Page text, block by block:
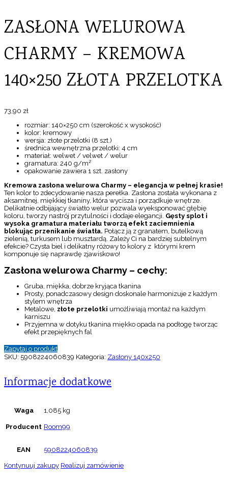
ZASŁONA WELUROWA
CHARMY – KREMOWA
140×250 ZŁOTA PRZELOTKA
73,90 zł
rozmiar: 140×250 cm (szerokość x wysokość)
kolor: kremowy
wersja: złote przelotki (8 szt.)
średnica wewnętrzna przelotki: 4 cm
materiał: welwet / velwet / welur
gramatura: 240 g/m²
opakowanie zawiera 1 szt. zasłony
Kremowa zasłona welurowa Charmy – elegancja w pełnej krasie!
Ten kolor to zdecydowanie nasza perełka. Zasłona została wykonana z
aksamitnej, miękkiej tkaniny, która wycisza i porządkuje wnętrze.
Delikatnie odbijający światło welur pozwala wyeksponować głębię
koloru, tworzy nastrój przytulności i dodaje elegancji. Gęsty splot i
wysoka gramatura materiału tworzą efekt zaciemnienia
blokując przenikanie światła. Połącz ją z granatem, butelkową
zielenią, turkusem lub musztardą. Zależy Ci na bardziej subtelnym
efekcie? Czysta biel i delikatny różowy to kolory z którymi krem
komponuje się naprawdę zjawiskowo!
Zasłona welurowa Charmy – cechy:
Gruba, miękka, dobrze kryjąca tkanina
Prosty, ponadczasowy design doskonale harmonizuje z każdym
stylem wnętrza
Metalowe, złote przelotki umożliwiają montaż na każdym
karniszu
Przyjemna w dotyku tkanina miękko opada na podłogę tworząc
efekt przepięknych fal
Zapytaj o produkt
SKU: 5908224060839 Kategoria: Zasłony 140x250
Informacje dodatkowe
Waga 1,085 kg
Producent Room99
EAN 5908224060839
Kontynuuj zakupy Realizuj zamówienie